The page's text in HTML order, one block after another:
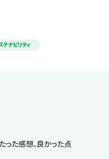
テナビリティ
た感想、良かった点